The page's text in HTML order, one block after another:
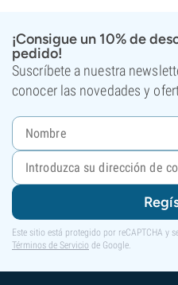
¡Consigue un 10% de
pedido!
Suscríbete a nuestra
conocer las novedades y
Este sitio está protegido por reCAPTCHA y
Términos de Servicio de Google.